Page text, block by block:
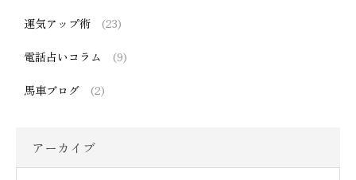
運気アップ術 (23)
電話占いコラム (9)
馬車ブログ (2)
アーカイブ